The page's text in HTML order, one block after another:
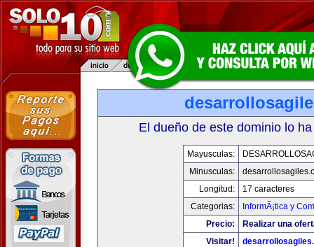
El dueño de este dominio lo
Mayusculas:
Minusculas:
Longitud:
17 caracteres
Categorias:
InformÃ¡tica y
Precio:
Realizar una
Visitar!